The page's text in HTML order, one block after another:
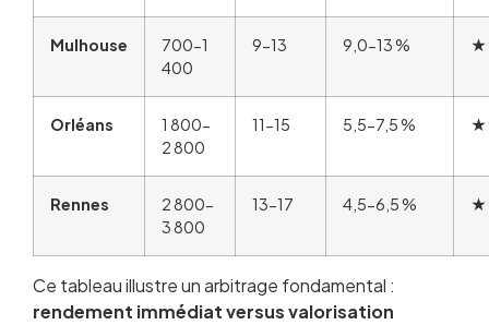
Mulhouse
700-1
400
9-13 9,0-13 %
Orléans
1 800-
2 800
11-15 5,5-7,5 %
Rennes
2 800-
3 800
13-17 4,5-6,5 %
Ce tableau illustre un arbitrage fondamental :
rendement immédiat versus valorisation